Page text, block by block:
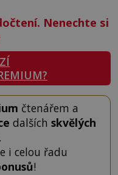
Nenechte si
čtenářem a
dalších skvělých
.
i celou řadu
!